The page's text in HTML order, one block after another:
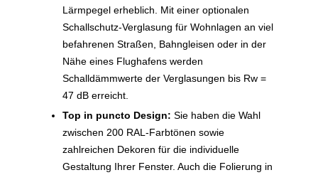
Lärmpegel erheblich. Mit einer optionalen
Schallschutz-Verglasung für Wohnlagen an viel
befahrenen Straßen, Bahngleisen oder in der
Nähe eines Flughafens werden
Schalldämmwerte der Verglasungen bis Rw =
47 dB erreicht.
Top in puncto Design: Sie haben die Wahl
zwischen 200 RAL-Farbtönen sowie
zahlreichen Dekoren für die individuelle
Gestaltung Ihrer Fenster. Auch die Folierung in